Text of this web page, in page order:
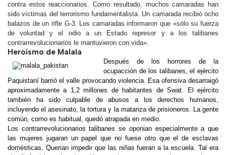
contra estos reaccionarios. Como resultado, muchos camaradas han
sido víctimas del terrorismo fundamentalista. Un camarada recibió ocho
balazos de un rifle G-3. Los camaradas informaron que «sólo su fuerza
de voluntad y el odio a un Estado represor y a los talibanes
contrarrevolucionarios le mantuvieron con vida».
Heroísmo de Malala
Después de los horrores de la
ocupacción de los talibanes, el ejército
Paquistaní barrió el valle provocando violencia. Esa ofensiva desarraigó
aproximadamente a 1,2 millones de habitantes de Swat. El ejército
también ha sido culpable de abusos a los derechos humanos,
incluyendo el asesinato, la tortura y la matanza de prisioneros. La gente
común, como es habitual, quedó atrapada en medio.
Los contrarrevolucionarios talibanes se oponian especialmente a que
las mujeres jugaran un papel que no fuese otro que el de esclavas
domésticas. Querian impedir que las niñas fueran a la escuela. Tal era